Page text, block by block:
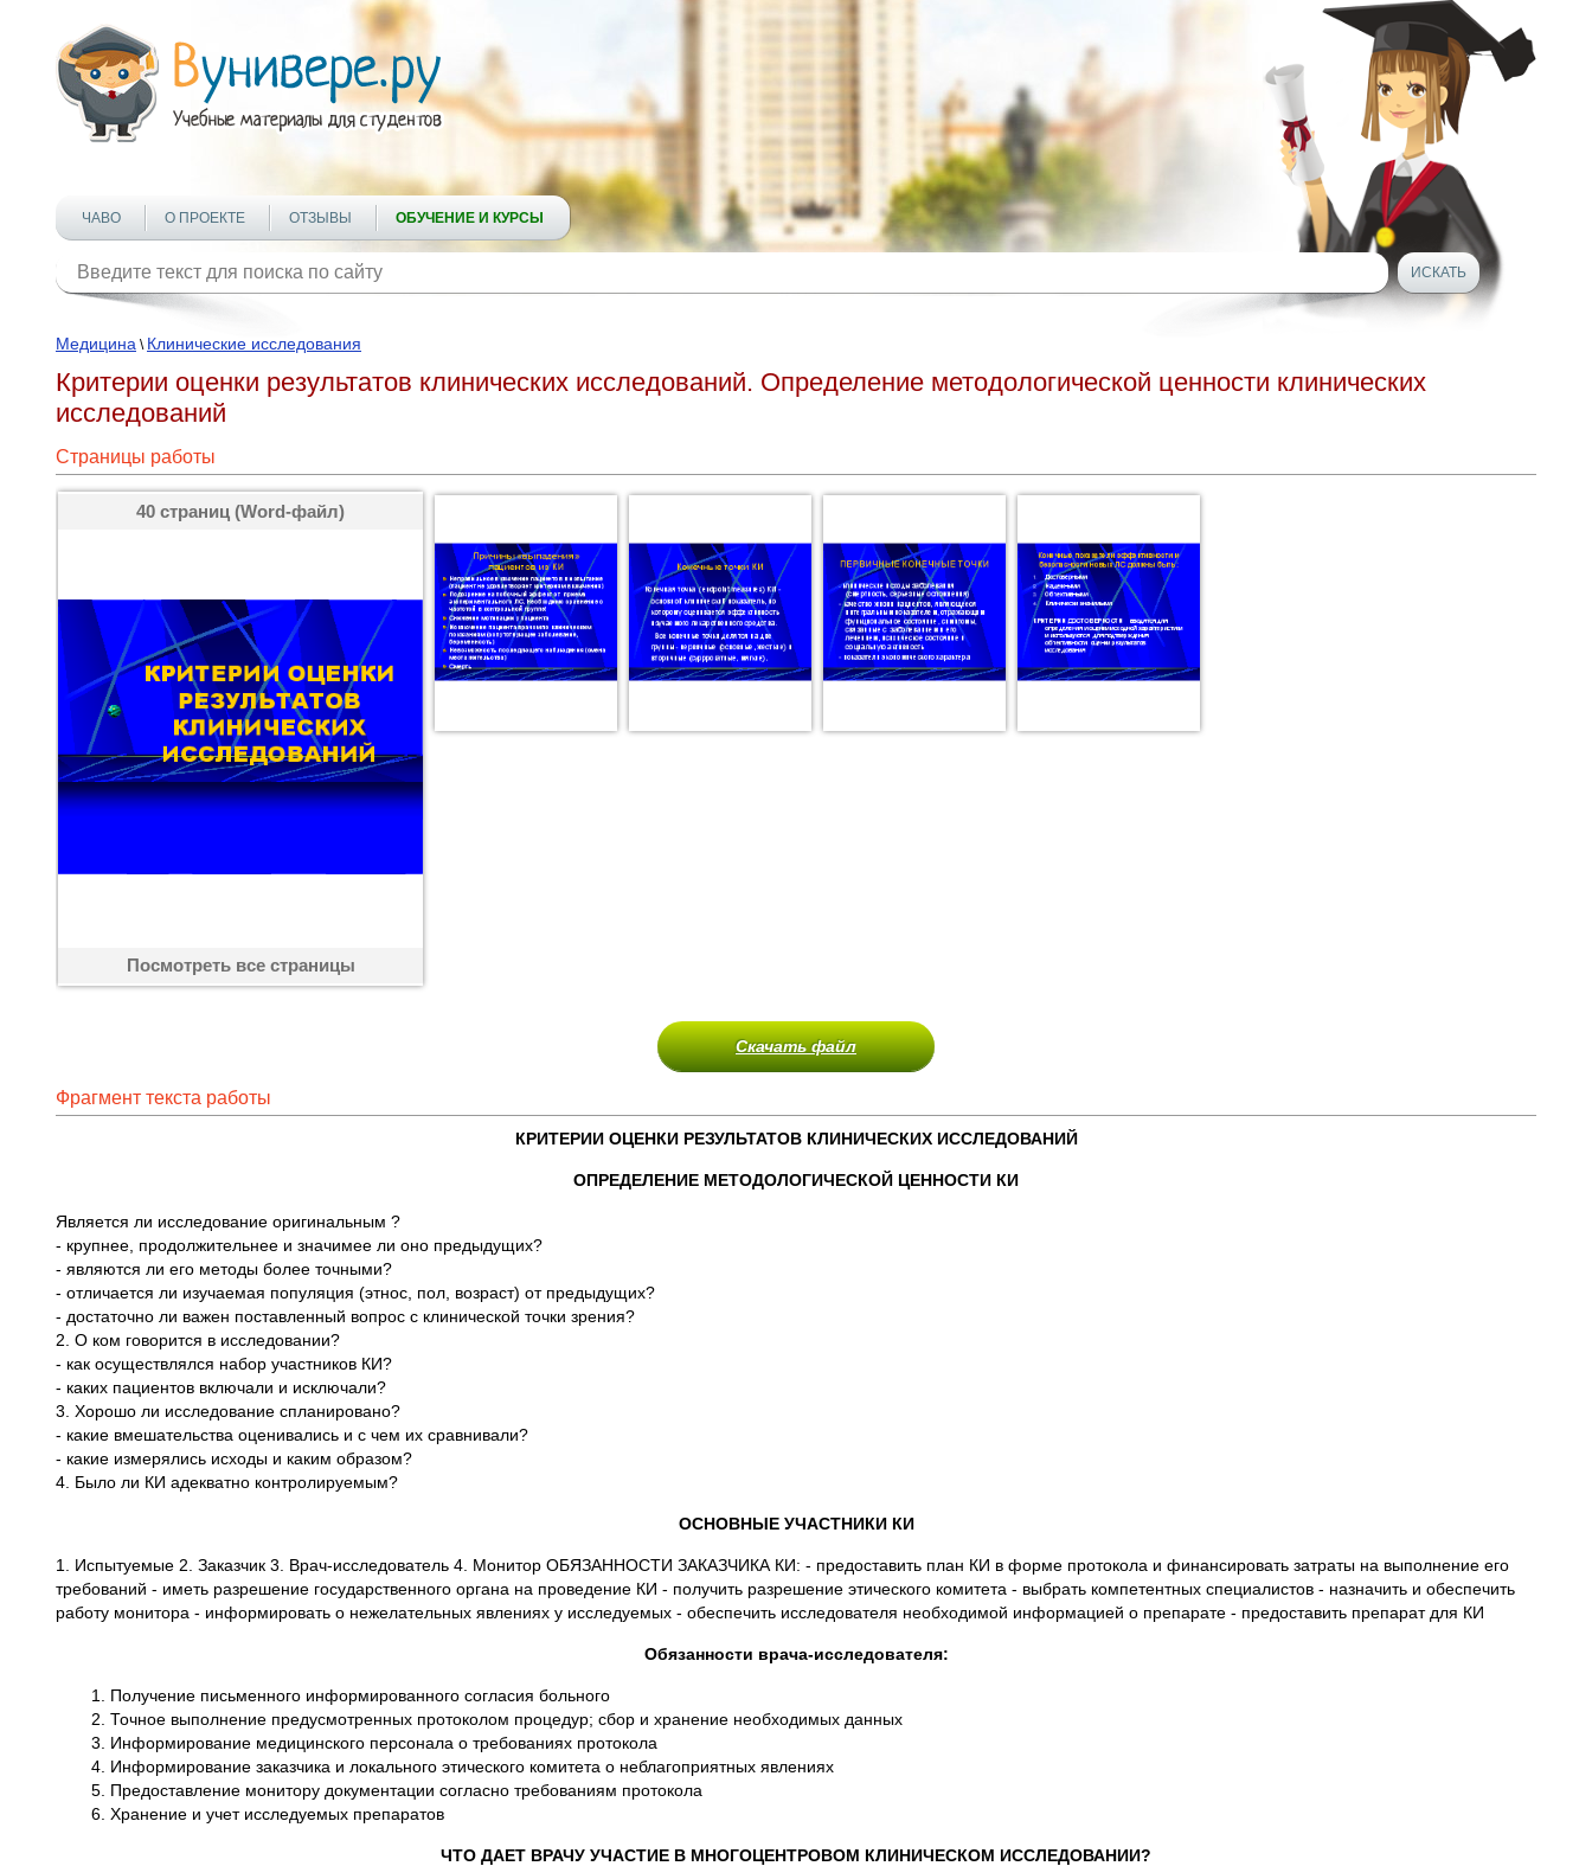
ЧАВО О ПРОЕКТЕ ОТЗЫВЫ ОБУЧЕНИЕ И КУРСЫ
Медицина \ Клинические исследования
Критерии оценки результатов клинических исследований. Определение методологической ценности клинических
исследований
Страницы работы
40 страниц (Word-файл)
Посмотреть все страницы
Скачать файл
Фрагмент текста работы
КРИТЕРИИ ОЦЕНКИ РЕЗУЛЬТАТОВ КЛИНИЧЕСКИХ ИССЛЕДОВАНИЙ
ОПРЕДЕЛЕНИЕ МЕТОДОЛОГИЧЕСКОЙ ЦЕННОСТИ КИ
Является ли исследование оригинальным ?
- крупнее, продолжительнее и значимее ли оно предыдущих?
- являются ли его методы более точными?
- отличается ли изучаемая популяция (этнос, пол, возраст) от предыдущих?
- достаточно ли важен поставленный вопрос с клинической точки зрения?
2. О ком говорится в исследовании?
- как осуществлялся набор участников КИ?
- каких пациентов включали и исключали?
3. Хорошо ли исследование спланировано?
- какие вмешательства оценивались и с чем их сравнивали?
- какие измерялись исходы и каким образом?
4. Было ли КИ адекватно контролируемым?
ОСНОВНЫЕ УЧАСТНИКИ КИ
1. Испытуемые 2. Заказчик 3. Врач-исследователь 4. Монитор ОБЯЗАННОСТИ ЗАКАЗЧИКА КИ: - предоставить план КИ в форме протокола и финансировать затраты на выполнение его
требований - иметь разрешение государственного органа на проведение КИ - получить разрешение этического комитета - выбрать компетентных специалистов - назначить и обеспечить
работу монитора - информировать о нежелательных явлениях у исследуемых - обеспечить исследователя необходимой информацией о препарате - предоставить препарат для КИ
Обязанности врача-исследователя:
1. Получение письменного информированного согласия больного
2. Точное выполнение предусмотренных протоколом процедур; сбор и хранение необходимых данных
3. Информирование медицинского персонала о требованиях протокола
4. Информирование заказчика и локального этического комитета о неблагоприятных явлениях
5. Предоставление монитору документации согласно требованиям протокола
6. Хранение и учет исследуемых препаратов
ЧТО ДАЕТ ВРАЧУ УЧАСТИЕ В МНОГОЦЕНТРОВОМ КЛИНИЧЕСКОМ ИССЛЕДОВАНИИ?